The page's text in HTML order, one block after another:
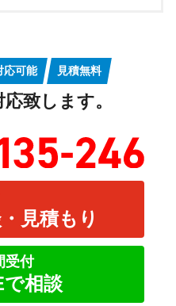
応可能 見積無料
致します。
見積もり
受付
相談